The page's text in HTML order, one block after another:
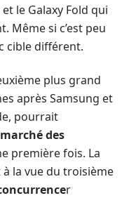
le Galaxy Fold qui
Même si c’est peu
cible différent.
plus grand
après Samsung et
pourrait
marché des
première fois. La
la vue du troisième
r